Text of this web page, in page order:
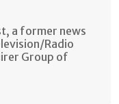
a former news
Radio
Group of